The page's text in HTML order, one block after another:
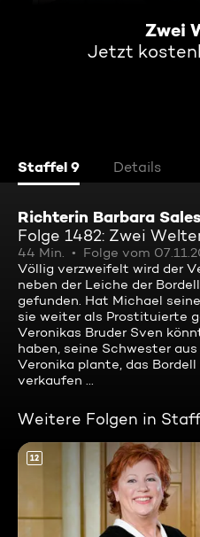
Zwei
Jetzt
Staffel 9 Details
Richterin Barbara
Folge 1482: Zwei
44 Min. Folge vom
Völlig verzweifelt wird der
neben der Leiche der
gefunden. Hat Michael
sie weiter als Prostituierte
Veronikas Bruder Sven
haben, seine Schwester
Veronika plante, das
verkaufen ...
Weitere Folgen in
12